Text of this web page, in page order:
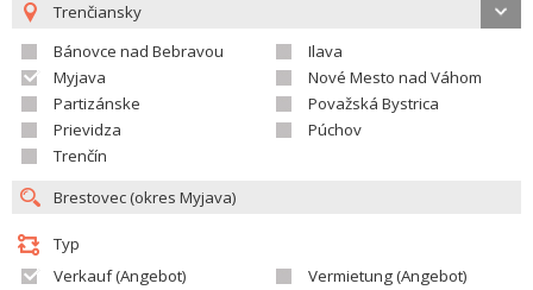
Trenčiansky
Bánovce nad Bebravou
Ilava
Myjava
Nové Mesto nad Váhom
Partizánske
Považská Bystrica
Prievidza
Púchov
Trenčín
Typ
Verkauf (Angebot)
Vermietung (Angebot)